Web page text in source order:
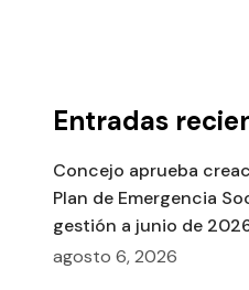
Entradas
Concejo aprueba
Plan de Emergencia
gestión a junio de
agosto 6, 2026